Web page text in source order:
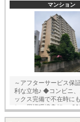
━━━━━━━━━━━━━━━
約240ｍ ・堀内クリ
す大久保店 約400ｍ
マンション
～アフターサービス保証付き
利な立地♪ ◆コンビニ、スーパー、ドラッグストアが徒歩圏内♪ ◆宅配ボ
ックス完備で不在時にも荷物が受け
し、周辺環境良好♪ ◆2025年大規模修繕工事実施済み♪ ▽リフォーム内